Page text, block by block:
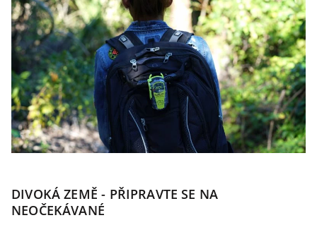
DIVOKÁ ZEMĚ - PŘIPRAVTE SE NA
NEOČEKÁVANÉ